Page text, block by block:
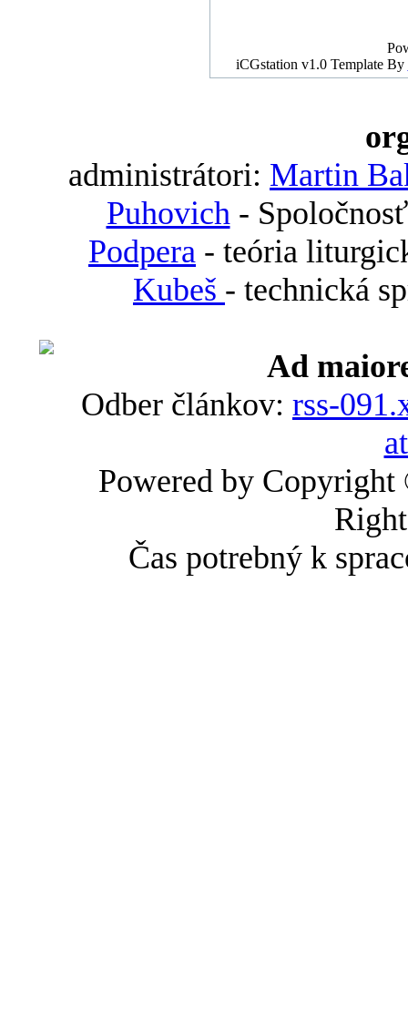
iCGstation v1.0 Template By
administrátori: Martin
Puhovich-
Podpera - teória
Kubeš - technická
Ad
Odber článkov: rss-
Powered by
Čas potrebný k